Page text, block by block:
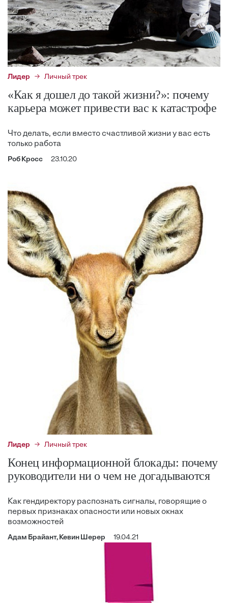
Лидер Личный трек
«Как я дошел до такой жизни?»: почему
карьера может привести вас к катастрофе
Что делать, если вместо счастливой жизни у вас есть
только работа
Роб Кросс 23.10.20
Лидер Личный трек
Конец информационной блокады: почему
руководители ни о чем не догадываются
Как гендиректору распознать сигналы, говорящие о
первых признаках опасности или новых окнах
возможностей
Адам Брайант, Кевин Шерер 19.04.21